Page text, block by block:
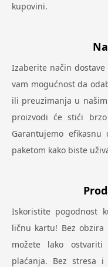
kupovini.
Izaberite način
vam mogućnost da
ili preuzimanja u
proizvodi će stići
Garantujemo
paketom kako biste
Iskoristite pogodnost
ličnu kartu! Bez
možete lako
plaćanja. Bez stresa